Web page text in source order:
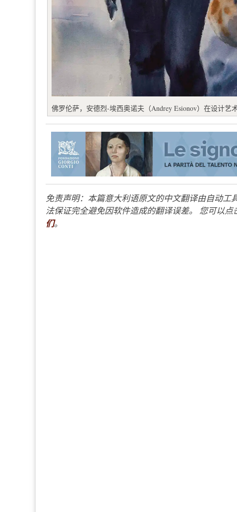
佛罗伦萨，安德烈-埃西奥诺夫（Andrey Esionov）在设计
免责声明：本篇意大利语原文的中文翻译由自动
法保证完全避免因软件造成的翻译误差。 您可以点
们。